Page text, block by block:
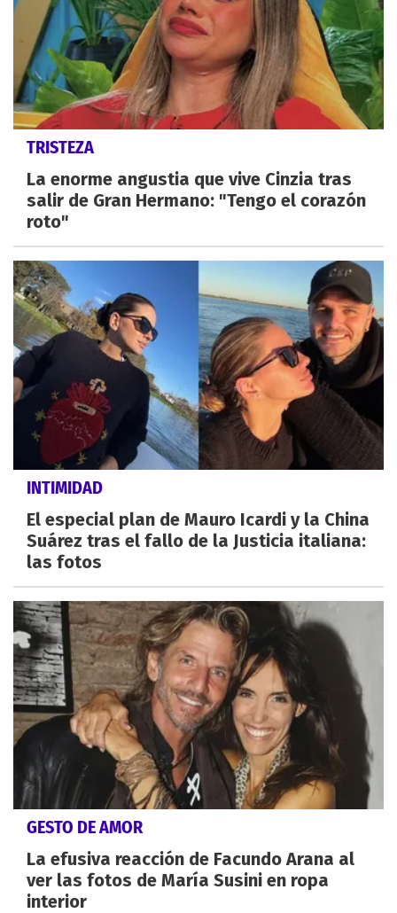
TRISTEZA
La enorme angustia que vive Cinzia tras
salir de Gran Hermano: "Tengo el corazón
roto"
INTIMIDAD
El especial plan de Mauro Icardi y la China
Suárez tras el fallo de la Justicia italiana:
las fotos
GESTO DE AMOR
La efusiva reacción de Facundo Arana al
ver las fotos de María Susini en ropa
interior